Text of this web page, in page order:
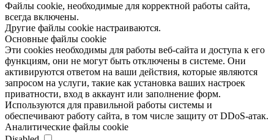
Файлы cookie, необходимые для корректной работы сайта,
всегда включены.
Другие файлы cookie настраиваются.
Основные файлы cookie
Эти cookies необходимы для работы веб-сайта и доступа к его
функциям, они не могут быть отключены в системе. Они
активируются ответом на ваши действия, которые являются
запросом на услуги, такие как установка ваших настроек
приватности, вход в аккаунт или заполнение форм.
Используются для правильной работы системы и
обеспечивают работу сайта, в том числе защиту от DDoS-атак.
Аналитические файлы cookie